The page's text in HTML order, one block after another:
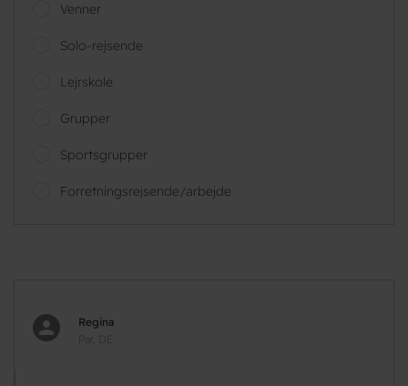
Venner
Solo-rejsende
Lejrskole
Grupper
Sportsgrupper
Forretningsrejsende/arbejde
Regina
Par, DE